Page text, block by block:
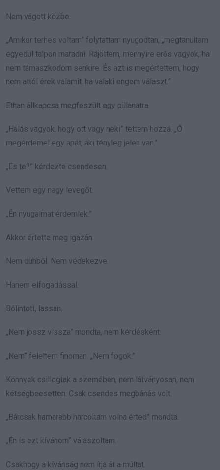
Nem vágott közbe.
„Amikor terhes voltam” folytattam nyugodtan, „megtanultam
egyedül talpon maradni. Rájöttem, mennyire erős vagyok, ha
nem támaszkodom senkire. És azt is megértettem, hogy
nem attól érek valamit, ha valaki engem választ.”
Ethan állkapcsa megfeszült egy pillanatra.
„Hálás vagyok, hogy ott vagy neki” tettem hozzá. „Ő
megérdemel egy apát, aki tényleg jelen van.”
„És te?” kérdezte csendesen.
Vettem egy nagy levegőt.
„Én nyugalmat érdemlek.”
Akkor értette meg igazán.
Nem dühből. Nem védekezve.
Hanem elfogadással.
Bólintott, lassan.
„Nem jössz vissza” mondta, nem kérdésként.
„Nem” feleltem finoman. „Nem fogok.”
Könnyek csillogtak a szemében, nem látványosan, nem
kétségbeesetten. Csak csendes megbánás volt.
„Bárcsak hamarabb harcoltam volna érted” mondta.
„Én is ezt kívánom” válaszoltam.
Csakhogy a kívánság nem írja át a múltat.